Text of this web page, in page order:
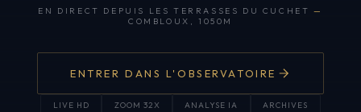
EN DIRECT DEPUIS LES TERRASSES DU CUCHET —
COMBLOUX, 1050M
ENTRER DANS L'OBSERVATOIRE
LIVE HD ZOOM 32X ANALYSE IA ARCHIVES